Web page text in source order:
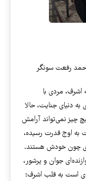
احمد رفعت سونگر
اشرف، مردی با
دنیای جنایت، حالا
چیز نمی‌تواند آرامش
به اوج قدرت رسیده،
چون خودش هستند.
جوان و پرشور،
است به قلب اشرف؛